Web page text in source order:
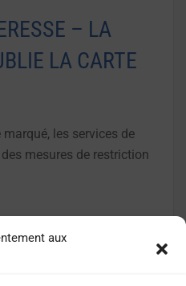
aux
– LA
LA CARTE
les services de
mesures de restriction